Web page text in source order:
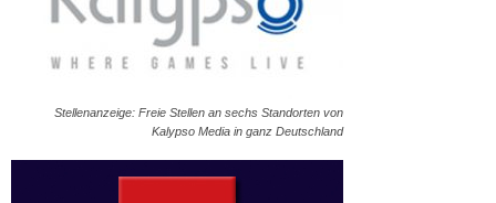
Stellenanzeige: Freie Stellen an sechs Standorten von
Kalypso Media in ganz Deutschland